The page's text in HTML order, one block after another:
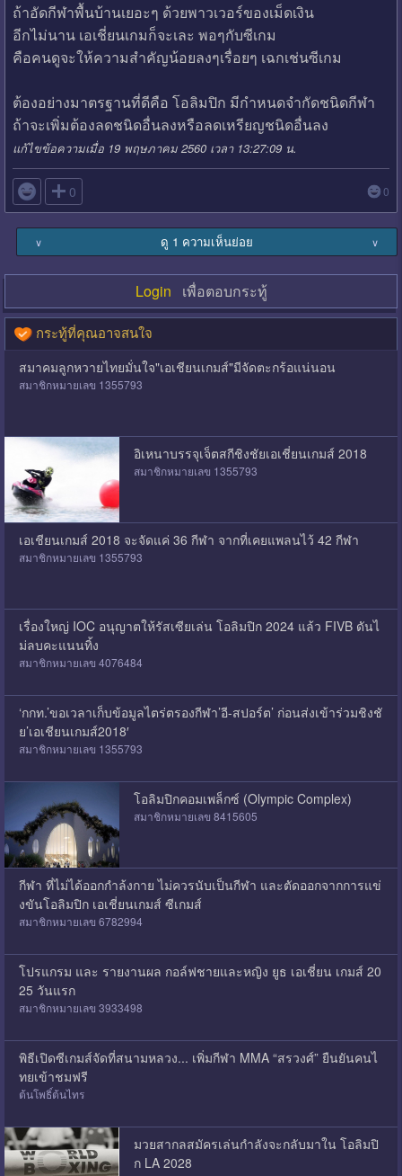
ถ้าอัดกีฬาพื้นบ้านเยอะๆ ด้วยพาวเวอร์ของเม็ดเงิน
อีกไม่นาน เอเชี่ยนเกมก็จะเละ พอๆกับซีเกม
คือคนดูจะให้ความสำคัญน้อยลงๆเรื่อยๆ เฉกเช่นซีเกม
ต้องอย่างมาตรฐานที่ดีคือ โอลิมปิก มีกำหนดจำกัดชนิดกีฬา
ถ้าจะเพิ่มต้องลดชนิดอื่นลงหรือลดเหรียญชนิดอื่นลง
แก้ไขข้อความเมื่อ 19 พฤษภาคม 2560 เวลา 13:27:09 น.
 0 0
∨ ดู 1 ความเห็นย่อย ∨
Login เพื่อตอบกระทู้
กระทู้ที่คุณอาจสนใจ
สมาคมลูกหวายไทยมั่นใจ"เอเชียนเกมส์"มีจัดตะกร้อแน่นอน
สมาชิกหมายเลข 1355793
อิเหนาบรรจุเจ็ตสกีชิงชัยเอเชี่ยนเกมส์ 2018
สมาชิกหมายเลข 1355793
เอเชียนเกมส์ 2018 จะจัดแค่ 36 กีฬา จากที่เคยแพลนไว้ 42 กีฬา
สมาชิกหมายเลข 1355793
เรื่องใหญ่ IOC อนุญาตให้รัสเซียเล่น โอลิมปิก 2024 แล้ว FIVB ดันไ
ม่ลบคะแนนทิ้ง
สมาชิกหมายเลข 4076484
‘กกท.’ขอเวลาเก็บข้อมูลไตร่ตรองกีฬา’อี-สปอร์ต’ ก่อนส่งเข้าร่วมชิงชั
ย’เอเชียนเกมส์2018′
สมาชิกหมายเลข 1355793
โอลิมปิกคอมเพล็กซ์ (Olympic Complex)
สมาชิกหมายเลข 8415605
กีฬา ที่ไม่ได้ออกกำล้งกาย ไม่ควรนับเป็นกีฬา และตัดออกจากการแข่
งขันโอลิมปิก เอเชี่ยนเกมส์ ซีเกมส์
สมาชิกหมายเลข 6782994
โปรแกรม และ รายงานผล กอล์ฟชายและหญิง ยูธ เอเชี่ยน เกมส์ 20
25 วันแรก
สมาชิกหมายเลข 3933498
พิธีเปิดซีเกมส์จัดที่สนามหลวง... เพิ่มกีฬา MMA “สรวงศ์” ยืนยันคนไ
ทยเข้าชมฟรี
ต้นโพธิ์ต้นไทร
มวยสากลสมัครเล่นกำลังจะกลับมาใน โอลิมปิ
ก LA 2028